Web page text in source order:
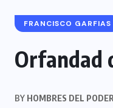
FRANCISCO GARFIAS
Orfandad
BY HOMBRES DEL PODER